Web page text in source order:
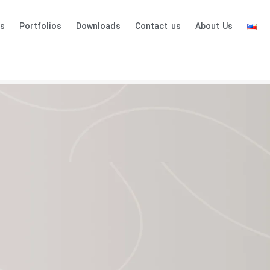
Portfolios Downloads Contact us About Us